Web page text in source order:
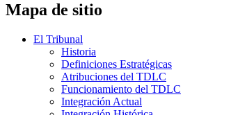
Mapa de sitio
El Tribunal
Historia
Definiciones Estratégicas
Atribuciones del TDLC
Funcionamiento del TDLC
Integración Actual